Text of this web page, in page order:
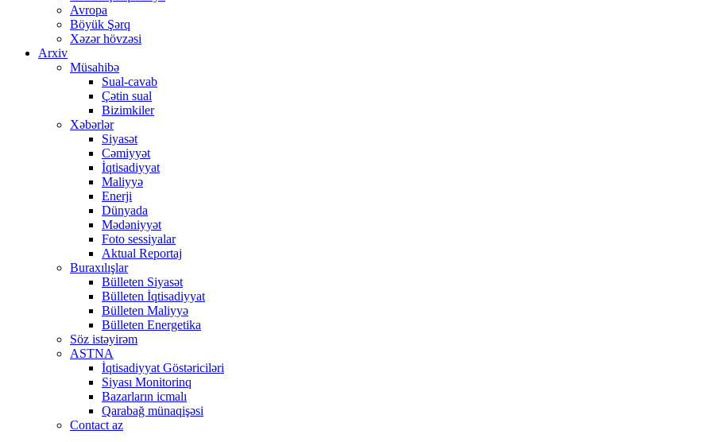
Avropa
Böyük Şərq
Xəzər hövzəsi
Arxiv
Müsahibə
Sual-cavab
Çətin sual
Bizimkiler
Xəbərlər
Siyasət
Cəmiyyət
İqtisadiyyat
Maliyyə
Enerji
Dünyada
Mədəniyyət
Foto sessiyalar
Aktual Reportaj
Buraxılışlar
Bülleten Siyasət
Bülleten İqtisadiyyat
Bülleten Maliyyə
Bülleten Energetika
Söz istəyirəm
ASTNA
İqtisadiyyat Göstəriciləri
Siyası Monitorinq
Bazarların icmalı
Qarabağ münaqişəsi
Contact az